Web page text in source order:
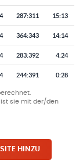
287:311 15:13
364:343 14:14
283:392 4:24
244:391 0:28
ist sie mit der/den
HINZU